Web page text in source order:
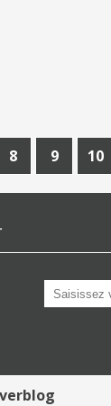
8 9 10